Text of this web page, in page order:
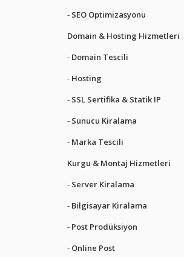
SEO Optimizasyonu
Domain & Hosting Hizmetleri
Domain Tescili
Hosting
SSL Sertifika & Statik IP
Sunucu Kiralama
Marka Tescili
Kurgu & Montaj Hizmetleri
Server Kiralama
Bilgisayar Kiralama
Post Prodüksiyon
Online Post